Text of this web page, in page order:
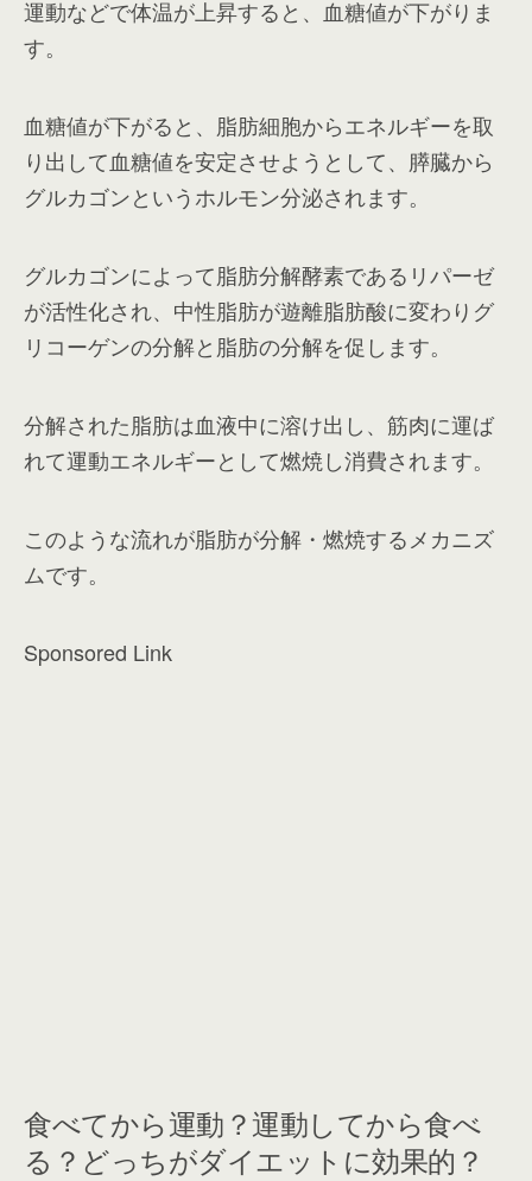
運動などで体温が上昇すると、血糖値が下がりま
す。
血糖値が下がると、脂肪細胞からエネルギーを取
り出して血糖値を安定させようとして、膵臓から
グルカゴンというホルモン分泌されます。
グルカゴンによって脂肪分解酵素であるリパーゼ
が活性化され、中性脂肪が遊離脂肪酸に変わりグ
リコーゲンの分解と脂肪の分解を促します。
分解された脂肪は血液中に溶け出し、筋肉に運ば
れて運動エネルギーとして燃焼し消費されます。
このような流れが脂肪が分解・燃焼するメカニズ
ムです。
Sponsored Link
食べてから運動？運動してから食べ
る？どっちがダイエットに効果的？